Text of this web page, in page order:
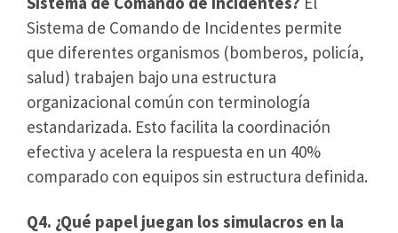
Sistema de Comando de Incidentes permite
que diferentes organismos (bomberos, policía,
salud) trabajen bajo una estructura
organizacional común con terminología
estandarizada. Esto facilita la coordinación
efectiva y acelera la respuesta en un 40%
comparado con equipos sin estructura definida.
Q4. ¿Qué papel juegan los simulacros en la